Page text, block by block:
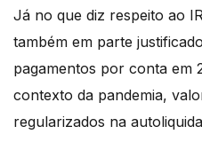
Já no que diz respeito ao
também em parte
pagamentos por conta em
contexto da pandemia,
regularizados na